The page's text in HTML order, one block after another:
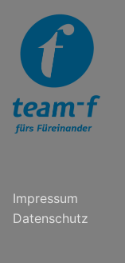
Impressum
Datenschutz